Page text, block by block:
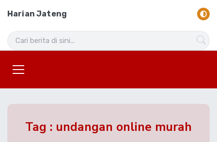
Harian Jateng
Tag : undangan online murah